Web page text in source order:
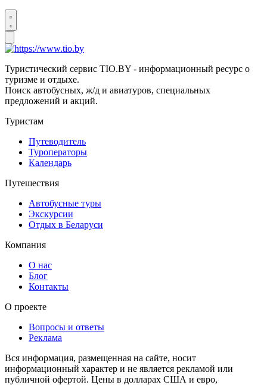
Туристический сервис TIO.BY - информационный ресурс о
туризме и отдыхе.
Поиск автобусных, ж/д и авиатуров, специальных
предложений и акций.
Туристам
Путеводитель
Туроператоры
Календарь
Путешествия
Автобусные туры
Экскурсии
Отдых в Беларуси
Компания
О нас
Блог
Контакты
О проекте
Вопросы и ответы
Реклама
Вся информация, размещенная на сайте, носит
информационный характер и не является рекламой или
публичной офертой. Цены в долларах США и евро,